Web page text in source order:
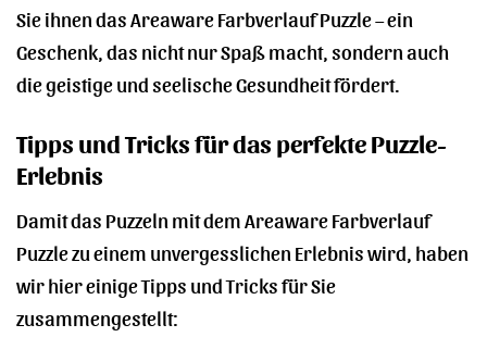
Sie ihnen das Areaware Farbverlauf Puzzle – ein
Geschenk, das nicht nur Spaß macht, sondern auch
die geistige und seelische Gesundheit fördert.
Tipps und Tricks für das perfekte Puzzle-
Erlebnis
Damit das Puzzeln mit dem Areaware Farbverlauf
Puzzle zu einem unvergesslichen Erlebnis wird, haben
wir hier einige Tipps und Tricks für Sie
zusammengestellt: